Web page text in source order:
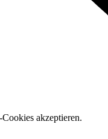
akzeptieren.